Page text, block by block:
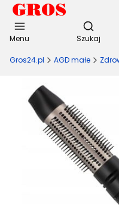
Menu
Otwórz
Szukaj
Gros24.pl AGD małe